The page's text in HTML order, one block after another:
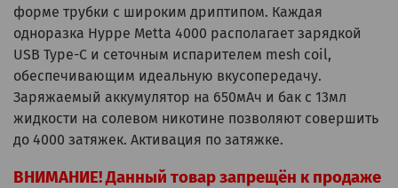
форме трубки с широким дриптипом. Каждая
одноразка Hyppe Metta 4000 располагает зарядкой
USB Type-C и сеточным испарителем mesh coil,
обеспечивающим идеальную вкусопередачу.
Заряжаемый аккумулятор на 650мАч и бак с 13мл
жидкости на солевом никотине позволяют совершить
до 4000 затяжек. Активация по затяжке.
ВНИМАНИЕ! Данный товар запрещён к продаже